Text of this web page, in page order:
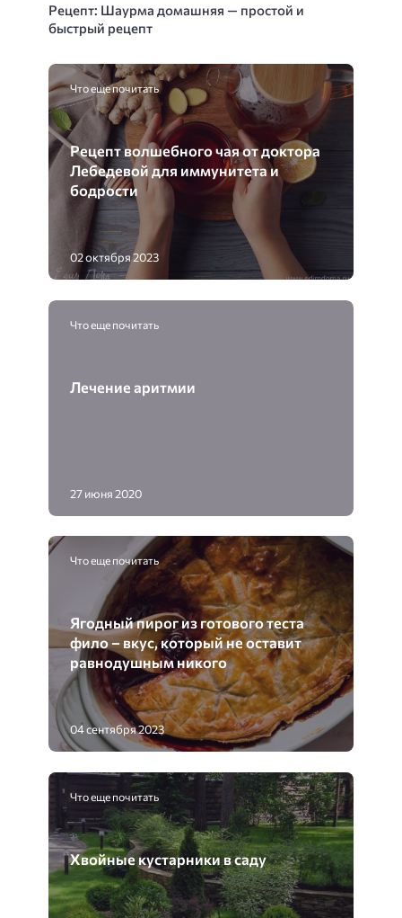
Рецепт: Шаурма домашняя — простой и
быстрый рецепт
Что еще почитать
Рецепт волшебного чая от доктора
Лебедевой для иммунитета и
бодрости
02 октября 2023
Что еще почитать
Лечение аритмии
27 июня 2020
Что еще почитать
Ягодный пирог из готового теста
фило – вкус, который не оставит
равнодушным никого
04 сентября 2023
Что еще почитать
Хвойные кустарники в саду